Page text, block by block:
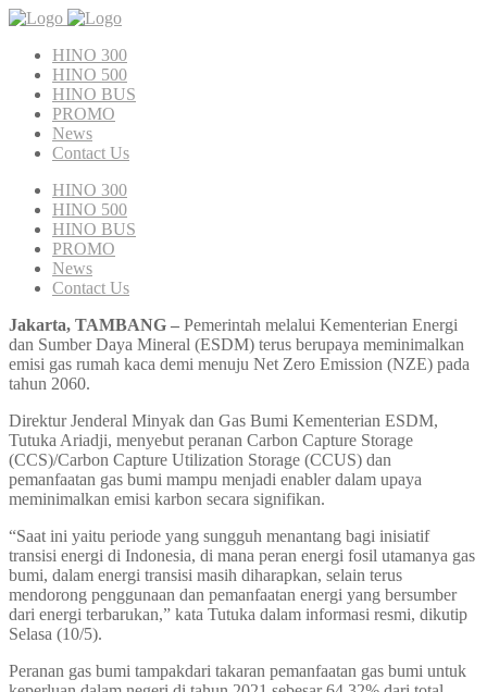
HINO 300
HINO 500
HINO BUS
PROMO
News
Contact Us
HINO 300
HINO 500
HINO BUS
PROMO
News
Contact Us
Jakarta, TAMBANG – Pemerintah melalui Kementerian Energi
dan Sumber Daya Mineral (ESDM) terus berupaya meminimalkan
emisi gas rumah kaca demi menuju Net Zero Emission (NZE) pada
tahun 2060.
Direktur Jenderal Minyak dan Gas Bumi Kementerian ESDM,
Tutuka Ariadji, menyebut peranan Carbon Capture Storage
(CCS)/Carbon Capture Utilization Storage (CCUS) dan
pemanfaatan gas bumi mampu menjadi enabler dalam upaya
meminimalkan emisi karbon secara signifikan.
“Saat ini yaitu periode yang sungguh menantang bagi inisiatif
transisi energi di Indonesia, di mana peran energi fosil utamanya gas
bumi, dalam energi transisi masih diharapkan, selain terus
mendorong penggunaan dan pemanfaatan energi yang bersumber
dari energi terbarukan,” kata Tutuka dalam informasi resmi, dikutip
Selasa (10/5).
Peranan gas bumi tampakdari takaran pemanfaatan gas bumi untuk